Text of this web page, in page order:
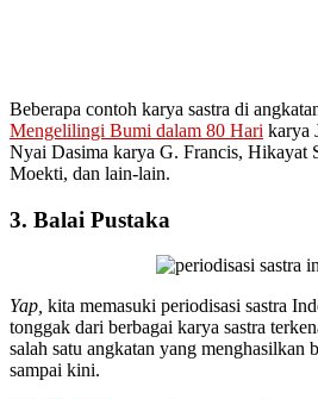
Beberapa contoh karya sastra di
Mengelilingi Bumi dalam 80 Hari karya
Nyai Dasima karya G. Francis, Hikayat
Moekti, dan lain-lain.
3. Balai Pustaka
Yap, kita memasuki periodisasi sastra
tonggak dari berbagai karya sastra
salah satu angkatan yang menghasilkan
sampai kini.